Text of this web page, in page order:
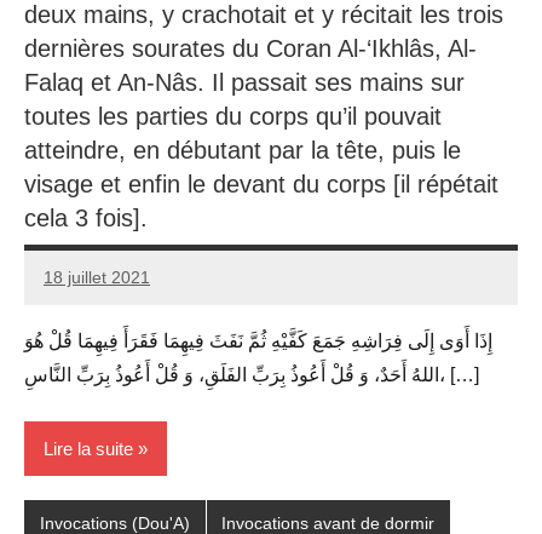
deux mains, y crachotait et y récitait les trois
dernières sourates du Coran Al-‘Ikhlâs, Al-
Falaq et An-Nâs. Il passait ses mains sur
toutes les parties du corps qu’il pouvait
atteindre, en débutant par la tête, puis le
visage et enfin le devant du corps [il répétait
cela 3 fois].
18 juillet 2021
prieres
إِذَا أَوَى إِلَى فِرَاشِهِ جَمَعَ كَفَّيْهِ ثُمَّ نَفَثَ فِيهِمَا فَقَرَأَ فِيهِمَا قُلْ هُوَ
اللهُ أَحَدٌ، وَ قُلْ أَعُوذُ بِرَبِّ الفَلَقِ، وَ قُلْ أَعُوذُ بِرَبِّ النَّاسِ، […]
Lire la suite
Invocations (Dou'A) Invocations avant de dormir